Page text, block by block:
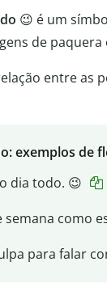
😉 é um
de
entre as
exemplos de
dia todo. 😉
como
para falar